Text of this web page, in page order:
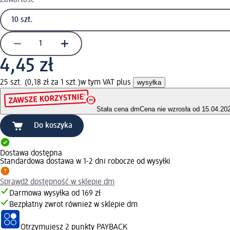
4,45 zł
25 szt. (0,18 zł za 1 szt.)w tym VAT plus wysyłka
Stała cena dmCena nie wzrosła od
Do koszyka
Dostawa dostępna
Standardowa dostawa w 1-2 dni robocze od wysyłki
Sprawdź dostępność w sklepie dm
Darmowa wysyłka od 169 zł
Bezpłatny zwrot również w sklepie dm
Otrzymujesz 2 punkty PAYBACK